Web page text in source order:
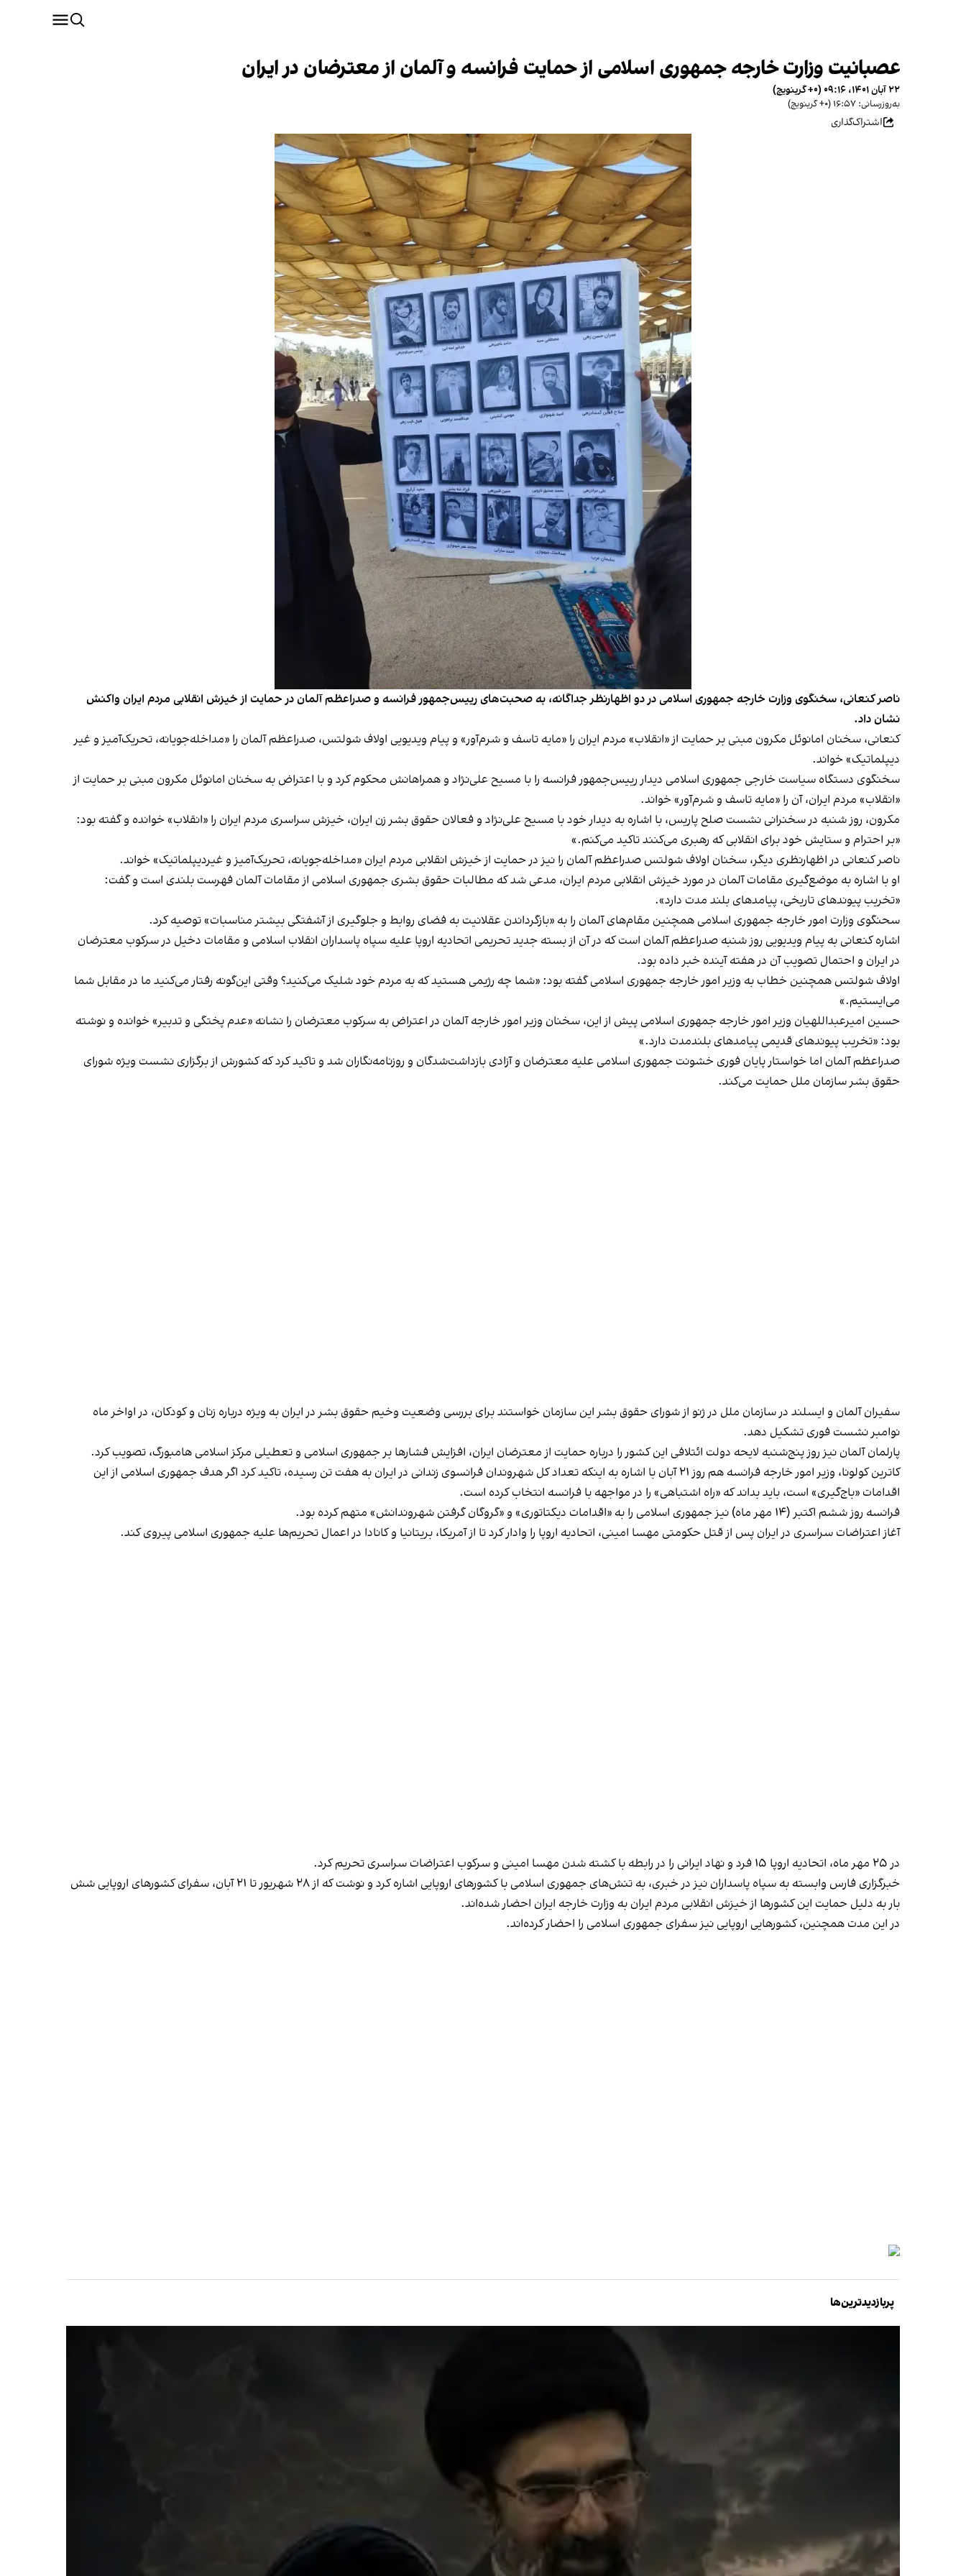
عصبانیت وزارت خارجه جمهوری اسلامی از حمایت فرانسه و آلمان از معترضان در ایران
۲۲ آبان ۱۴۰۱، ۰۹:۱۶ (‎+۰ گرینویچ)
به‌روزرسانی: ۱۶:۵۷ (‎+۰ گرینویچ)
اشتراک‌گذاری
ناصر کنعانی، سخنگوی وزارت خارجه جمهوری اسلامی در دو اظهارنظر جداگانه، به صحبت‌های رییس‌جمهور فرانسه و صدراعظم آلمان در حمایت از خیزش انقلابی مردم ایران واکنش
نشان داد.
کنعانی، سخنان امانوئل مکرون مبنی بر حمایت از «انقلاب» مردم ایران را «مایه تاسف و شرم‌آور» و پیام ویدیویی اولاف شولتس، صدراعظم آلمان را «مداخله‌جویانه، تحریک‌آمیز و غیر
دیپلماتیک» خواند.
سخنگوی دستگاه سیاست خارجی جمهوری اسلامی دیدار رییس‌جمهور فرانسه را با مسیح علی‌نژاد و همراهانش محکوم کرد و با اعتراض به سخنان امانوئل مکرون مبنی بر حمایت از
«انقلاب» مردم ایران، آن را «مایه تاسف و شرم‌آور» خواند.
مکرون، روز شنبه در سخنرانی نشست صلح پاریس، با اشاره به دیدار خود با مسیح علی‌نژاد و فعالان حقوق بشر زن ایران، خیزش سراسری مردم ایران را «انقلاب» خوانده و گفته بود:
«بر احترام و ستایش خود برای انقلابی که رهبری می‌کنند تاکید می‌کنم.»
ناصر کنعانی در اظهارنظری دیگر، سخنان اولاف شولتس صدراعظم آلمان را نیز در حمایت از خیزش انقلابی مردم ایران «مداخله‌جویانه، تحریک‌آمیز و غیردیپلماتیک» خواند.
او با اشاره به موضع‌گیری مقامات آلمان در مورد خیزش انقلابی مردم ایران، مدعی شد که مطالبات حقوق بشری جمهوری اسلامی از مقامات آلمان فهرست بلندی است و گفت:
«تخریب پیوندهای تاریخی، پیامدهای بلند مدت دارد».
سحنگوی وزارت امور خارجه جمهوری اسلامی همچنین مقام‌های آلمان را به «بازگرداندن عقلانیت به فضای روابط و جلوگیری از آشفتگی بیشتر مناسبات» توصیه کرد.
اشاره کنعانی به پیام ویدیویی روز شنبه صدراعظم آلمان است که در آن از بسته جدید تحریمی اتحادیه اروپا علیه سپاه پاسداران انقلاب اسلامی و مقامات دخیل در سرکوب معترضان
در ایران و احتمال تصویب آن در هفته آینده خبر داده بود.
اولاف شولتس همچنین خطاب به وزیر امور خارجه جمهوری اسلامی گفته بود: «شما چه رژیمی هستید که به مردم خود شلیک می‌کنید؟ وقتی این‌گونه رفتار می‌کنید ما در مقابل شما
می‌ایستیم.»
حسین امیرعبداللهیان وزیر امور خارجه جمهوری اسلامی پیش از این، سخنان وزیر امور خارجه آلمان در اعتراض به سرکوب معترضان را نشانه «عدم پختگی و تدبیر» خوانده و نوشته
بود: «تخریب پیوندهای قدیمی پیامدهای بلند‌مدت دارد.»
صدراعظم آلمان اما خواستار پایان فوری خشونت جمهوری اسلامی علیه معترضان و آزادی بازداشت‌شدگان و روزنامه‌نگاران شد و تاکید کرد که کشورش از برگزاری نشست ویژه شورای
حقوق بشر سازمان ملل حمایت می‌کند.
سفیران آلمان و ایسلند در سازمان ملل در ژنو از شورای حقوق ‌بشر این سازمان خواستند برای بررسی وضعیت وخیم حقوق بشر در ایران به ویژه درباره زنان و کودکان، در اواخر ماه
نوامبر نشست فوری تشکیل دهد.
پارلمان آلمان نیز روز پنج‌شنبه لایحه دولت ائتلافی این کشور را درباره حمایت از معترضان ایران، افزایش فشارها بر جمهوری اسلامی و تعطیلی مرکز اسلامی هامبورگ، تصویب کرد.
کاترین کولونا، وزیر امور خارجه فرانسه هم روز ۲۱ آبان با اشاره به اینکه تعداد کل شهروندان فرانسوی زندانی در ایران به هفت تن رسیده، تاکید کرد اگر هدف جمهوری اسلامی از این
اقدامات «باج‌گیری» است، باید بداند که «راه اشتباهی» را در مواجهه با فرانسه انتخاب کرده است.
فرانسه روز ششم اکتبر (۱۴ مهر ماه) نیز جمهوری اسلامی را به «اقدامات دیکتاتوری» و «گروگان گرفتن شهروندانش» متهم کرده بود.
آغاز اعتراضات سراسری در ایران پس از قتل حکومتی مهسا امینی، اتحادیه اروپا را وادار کرد تا از آمریکا، بریتانیا و کانادا در اعمال تحریم‌ها علیه جمهوری اسلامی پیروی کند.
در ۲۵ مهر ماه، اتحادیه اروپا ۱۵ فرد و نهاد ایرانی را در رابطه با کشته شدن مهسا امینی و سرکوب اعتراضات سراسری تحریم کرد.
خبرگزاری فارس وابسته به سپاه پاسداران نیز در خبری، به تنش‌های جمهوری اسلامی با کشورهای اروپایی اشاره کرد و نوشت که از ۲۸ شهریور تا ۲۱ آبان، سفرای کشورهای اروپایی شش
بار به دلیل حمایت این کشورها از خیزش انقلابی مردم ایران به وزارت خارجه ایران احضار شده‌اند.
در این مدت همچنین، کشورهایی اروپایی نیز سفرای جمهوری اسلامی را احضار کرده‌اند.
پربازدیدترین‌ها